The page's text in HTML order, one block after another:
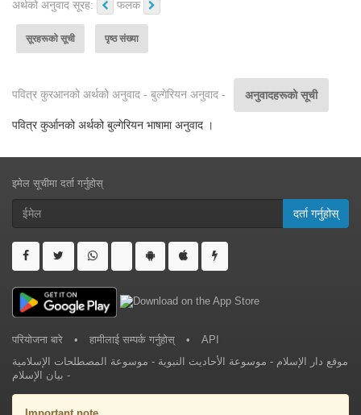
अर्थको अनुवाद सूरह: फलक
सूरहरूको सूची पृष्ठ संख्या
पवित्र कुरआनको अर्थको अनुवाद - बुल्गेरियन अनुवाद - अनुवादहरूको सूची
पवित्र कुर्आनको अर्थको बुल्गेरियन भाषामा अनुवाद ।
इमेल सूचीमा दर्ता गर्नुहोस्
दर्ता गर्नुहोस्
परियोजना बारे • हामीलाई सम्पर्क गर्नुहोस् •
API
موقع دار الإسلام - موسوعة الأحاديث النبوية - موسوعة المصطلحات الإسلامية
- بيان الإسلام